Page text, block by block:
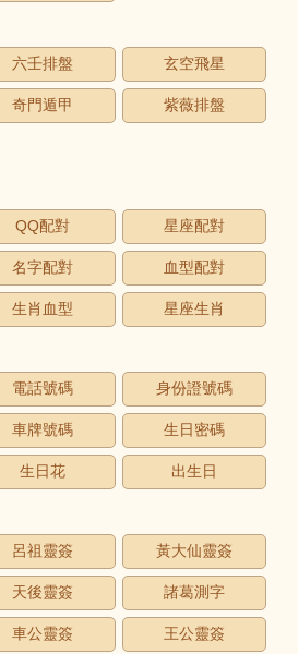
六壬排盤 玄空飛星
奇門遁甲 紫薇排盤
QQ配對 星座配對
名字配對 血型配對
生肖血型 星座生肖
電話號碼 身份證號碼
車牌號碼 生日密碼
生日花 出生日
呂祖靈簽 黃大仙靈簽
天後靈簽 諸葛測字
車公靈簽 王公靈簽